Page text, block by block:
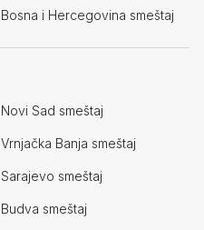
Bosna i Hercegovina smeštaj
Novi Sad smeštaj
Vrnjačka Banja smeštaj
Sarajevo smeštaj
Budva smeštaj